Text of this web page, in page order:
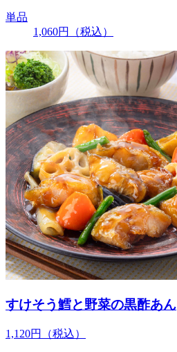
単品
1,060円 （税込）
すけそう鱈と野菜の黒酢あん
1,120円 （税込）